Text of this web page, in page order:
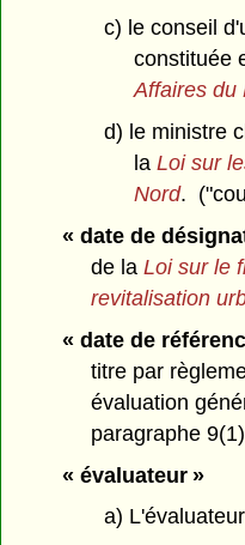
c) le conseil
constituée
Affaires du
d) le ministre
la Loi sur
Nord.
« date de
de laLoi sur le
revitalisation
« date de
titre par
évaluation
paragraphe
« évaluateur »
a)